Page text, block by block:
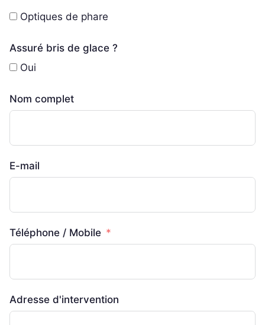
Optiques de phare
Assuré bris de glace ?
Oui
Nom complet
E-mail
Téléphone / Mobile
Adresse d'intervention